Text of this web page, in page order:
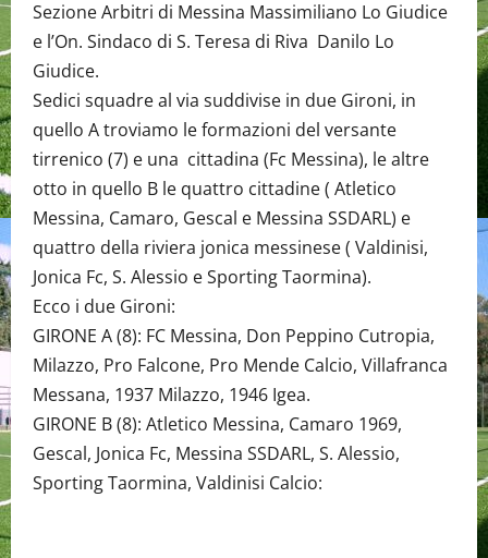
Sezione Arbitri di Messina Massimiliano Lo Giudice
e l’On. Sindaco di S. Teresa di Riva Danilo Lo
Giudice.
Sedici squadre al via suddivise in due Gironi, in
quello A troviamo le formazioni del versante
tirrenico (7) e una cittadina (Fc Messina), le altre
otto in quello B le quattro cittadine ( Atletico
Messina, Camaro, Gescal e Messina SSDARL) e
quattro della riviera jonica messinese ( Valdinisi,
Jonica Fc, S. Alessio e Sporting Taormina).
Ecco i due Gironi:
GIRONE A (8): FC Messina, Don Peppino Cutropia,
Milazzo, Pro Falcone, Pro Mende Calcio, Villafranca
Messana, 1937 Milazzo, 1946 Igea.
GIRONE B (8): Atletico Messina, Camaro 1969,
Gescal, Jonica Fc, Messina SSDARL, S. Alessio,
Sporting Taormina, Valdinisi Calcio: